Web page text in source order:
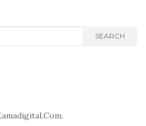
SEARCH